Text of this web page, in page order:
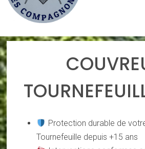
Protection durable de
Tournefeuille depuis +15 ans